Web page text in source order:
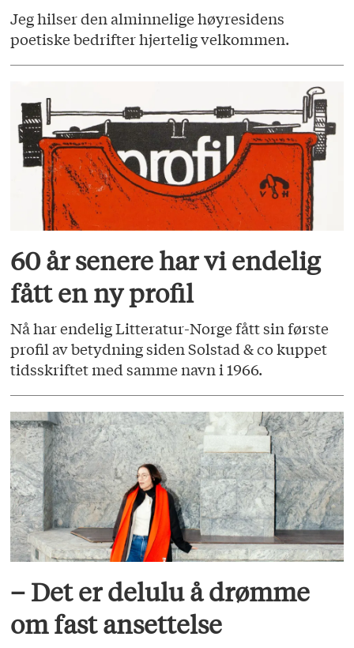
Jeg hilser den alminnelige høyresidens
poetiske bedrifter hjertelig velkommen.
60 år senere har vi endelig
fått en ny profil
Nå har endelig Litteratur-Norge fått sin første
profil av betydning siden Solstad & co kuppet
tidsskriftet med samme navn i 1966.
– Det er delulu å drømme
om fast ansettelse